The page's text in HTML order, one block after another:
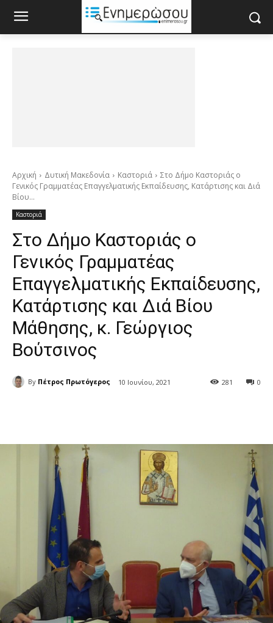
Αρχική Δυτική Μακεδονία Καστοριά
Στο Δήμο Καστοριάς ο
Γενικός Γραμματέας Επαγγελματικής Εκπαίδευσης, Κατάρτισης και Διά
Βίου...
Καστοριά
Στο Δήμο Καστοριάς ο
Γενικός Γραμματέας
Επαγγελματικής Εκπαίδευσης,
Κατάρτισης και Διά Βίου
Μάθησης, κ. Γεώργιος
Βούτσινος
By Πέτρος Πρωτόγερος 10 Ιουνίου, 2021 0
281